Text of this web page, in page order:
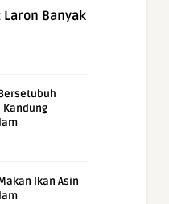
Banyak
Kandung
Ikan Asin